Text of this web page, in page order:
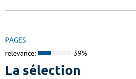
PAGES
relevance: 39%
La sélection